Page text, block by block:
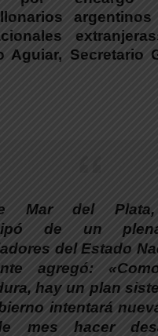
Aguiar, Secretario
Mar del
de un
del Estado
agregó:
hay un plan
intentará
mes hacer